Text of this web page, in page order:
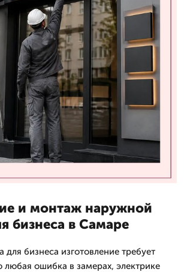
и монтаж наружной
бизнеса в Самаре
бизнеса изготовление требует
любая ошибка в замерах, электрике